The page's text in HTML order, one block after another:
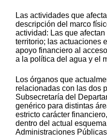
Las actividades que
descripción del marco
actividad: Las que
territorio; las actuaciones
apoyo financiero al
a la política del agua y el
Los órganos que
relacionadas con las dos
Subsecretaría del
genérico para distintas
estricto carácter
dentro del actual
Administraciones